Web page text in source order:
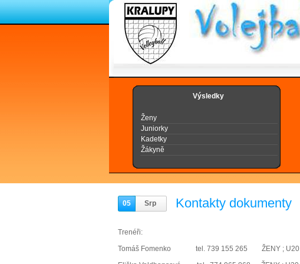
Výsledky
Ženy
Juniorky
Kadetky
Žákyně
05 Srp Kontakty dokumenty
Trenéři:
Tomáš Fomenko tel. 739 155 265 ŽENY ; U20